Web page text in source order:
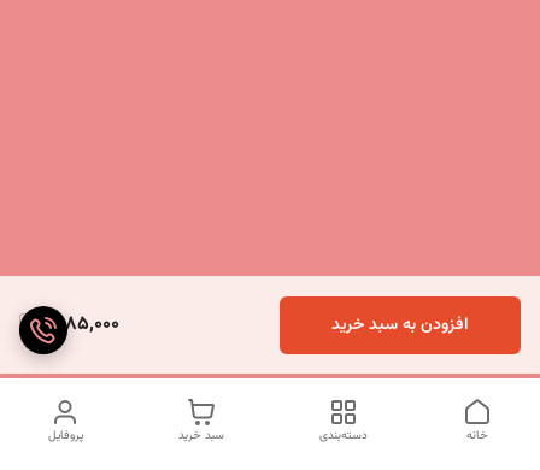
4,185,000 افزودن به سبد خرید
پروفایل سبد خرید دسته‌بندی خانه